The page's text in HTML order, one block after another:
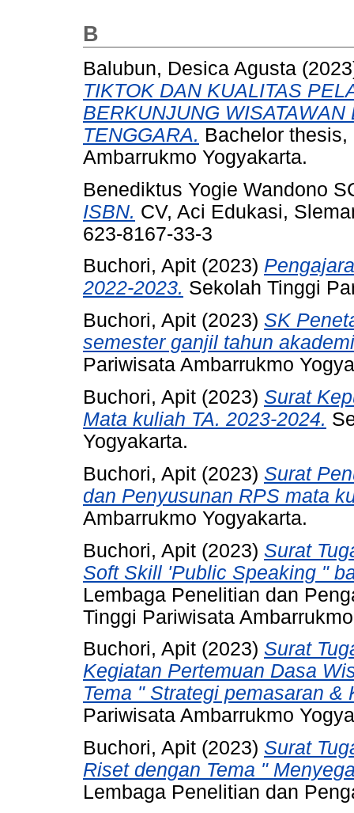
B
Balubun, Desica Agusta
TIKTOK DAN KUALITAS
BERKUNJUNG
TENGGARA. Bachelor
Ambarrukmo Yogyakarta.
Benediktus Yogie Wandono
ISBN. CV, Aci Edukasi,
623-8167-33-3
Buchori, Apit (2023)
2022-2023. Sekolah Tinggi
Buchori, Apit (2023) SK
semester ganjil tahun
Pariwisata Ambarrukmo
Buchori, Apit (2023) Surat
Mata kuliah TA. 2023-2024.
Yogyakarta.
Buchori, Apit (2023) Surat
dan Penyusunan RPS mata
Ambarrukmo Yogyakarta.
Buchori, Apit (2023) Surat
Soft Skill 'Public Speaking "
Lembaga Penelitian dan
Tinggi Pariwisata
Buchori, Apit (2023) Surat
Kegiatan Pertemuan Dasa
Tema " Strategi pemasaran &
Pariwisata Ambarrukmo
Buchori, Apit (2023) Surat
Riset dengan Tema "
Lembaga Penelitian dan